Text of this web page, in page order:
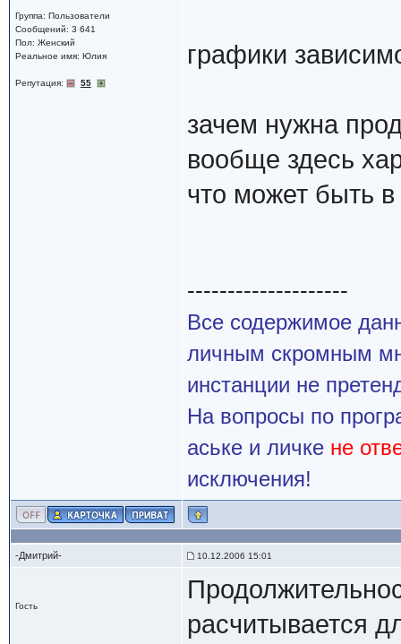
Группа: Пользователи
Сообщений: 3 641
Пол: Женский
Реальное имя: Юлия
Репутация: 55
графики
зачем нужна
вообще здесь
что может быть
--------------------
Все содержимое
личным скромным
инстанции не
На вопросы по
аське и личке не
исключения!
-Дмитрий- 10.12.2006 15:01
Гость
расчитывается